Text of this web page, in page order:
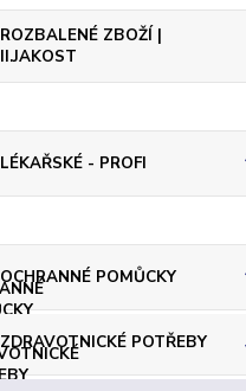
ROZBALENÉ ZBOŽÍ |
II.JAKOST
LÉKAŘSKÉ - PROFI
OCHRANNÉ POMŮCKY
ZDRAVOTNICKÉ POTŘEBY